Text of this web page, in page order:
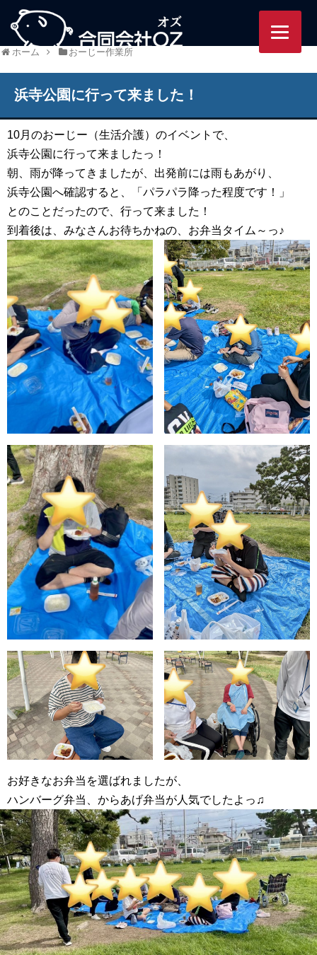
ホーム おーじー作業所
浜寺公園に行って来ました！
10月のおーじー（生活介護）のイベントで、
浜寺公園に行って来ましたっ！
朝、雨が降ってきましたが、出発前には雨もあがり、
浜寺公園へ確認すると、「パラパラ降った程度です！」
とのことだったので、行って来ました！
到着後は、みなさんお待ちかねの、お弁当タイム～っ♪
お好きなお弁当を選ばれましたが、
ハンバーグ弁当、からあげ弁当が人気でしたよっ♫
ozworlds.jp/wordpress-